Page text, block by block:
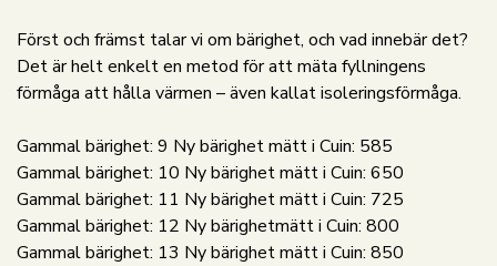
Först och främst talar vi om bärighet, och vad innebär det?
Det är helt enkelt en metod för att mäta fyllningens
förmåga att hålla värmen – även kallat isoleringsförmåga.
Gammal bärighet: 9 Ny bärighet mätt i Cuin: 585
Gammal bärighet: 10 Ny bärighet mätt i Cuin: 650
Gammal bärighet: 11 Ny bärighet mätt i Cuin: 725
Gammal bärighet: 12 Ny bärighetmätt i Cuin: 800
Gammal bärighet: 13 Ny bärighet mätt i Cuin: 850